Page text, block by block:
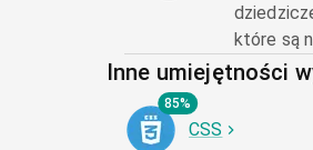
które są
Inne umiejętności
85%
CSS